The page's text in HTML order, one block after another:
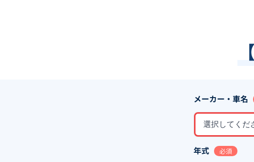
メーカー・車名
選択してくだ
年式 必須